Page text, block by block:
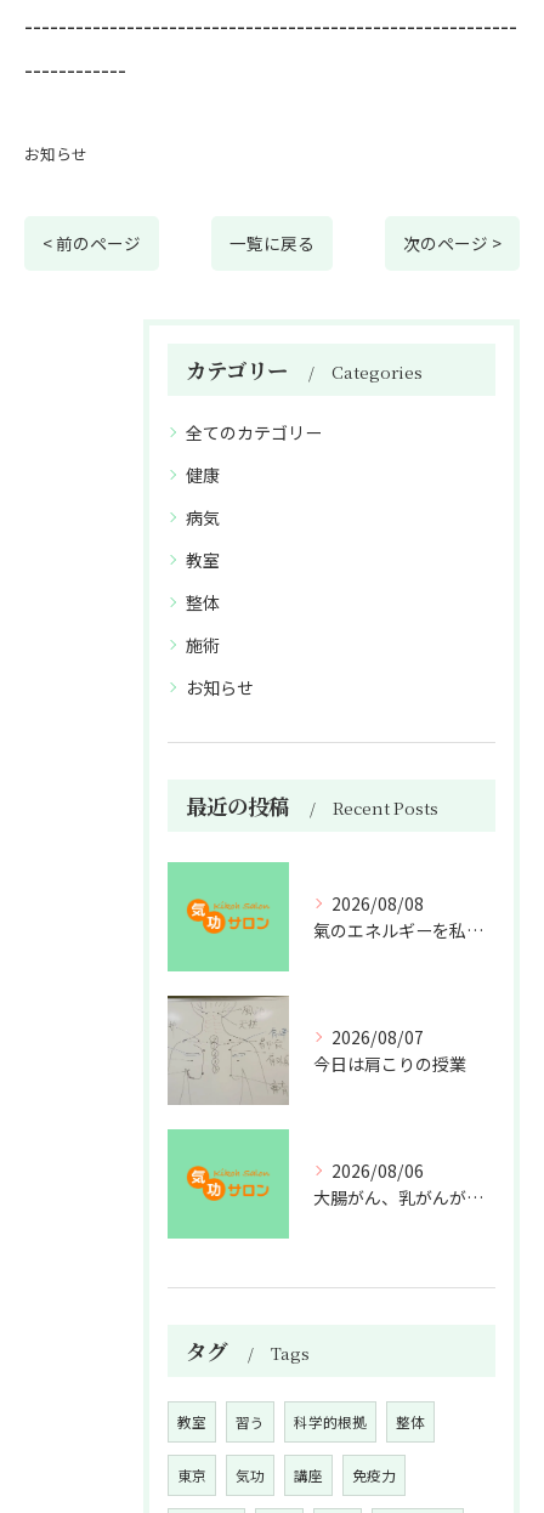
----------------------------------------------------------
------------
お知らせ
< 前のページ 一覧に戻る 次のページ >
カテゴリー Categories
全てのカテゴリー
健康
病気
教室
整体
施術
お知らせ
最近の投稿 Recent Posts
2026/08/08
氣のエネルギーを私利私欲のために使うな
2026/08/07
今日は肩こりの授業
2026/08/06
大腸がん、乳がんが増えた理由
タグ Tags
教室 習う 科学的根拠 整体
東京 気功 講座 免疫力